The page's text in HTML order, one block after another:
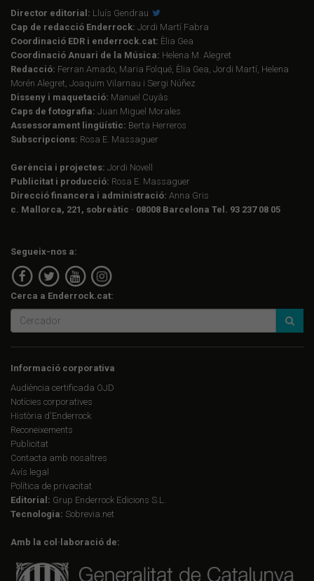
Director editorial: Lluís Gendrau
Cap de redacció Enderrock: Jordi Martí Fabra
Coordinació EDR i enderrock.cat: Èlia Gea
Coordinació Anuari de la Música: Helena M. Alegret
Redacció: Ferran Amado, Maria Folqué, Èlia Gea, Jordi Martí, Helena
Morén Alegret, Joaquim Vilarnau i Sergi Núñez
Disseny i maquetació: Manuel Cuyàs
Caps de fotografia: Juan Miguel Morales
Assessorament lingüístic: Berta Herreros
Subscripcions: Rosa E. Massaguer
Gerència i projectes: Jordi Novell
Publicitat i producció: Rosa E. Massaguer
Direcció financera i administració: Anna Gris
c. Mallorca, 221, sobreàtic · 08008 Barcelona Tel. 93 237 08 05
Segueix-nos a:
Cerca a Enderrock.cat:
Informació corporativa
Audiència certificada OJD
Notícies corporatives
Història d'Enderrock
Reconeixements
Publicitat
Contacta amb nosaltres
Avís legal
Política de privacitat
Editorial: Grup Enderrock Edicions S.L.
Tecnologia: Sobrevia.net
Amb la col·laboració de: